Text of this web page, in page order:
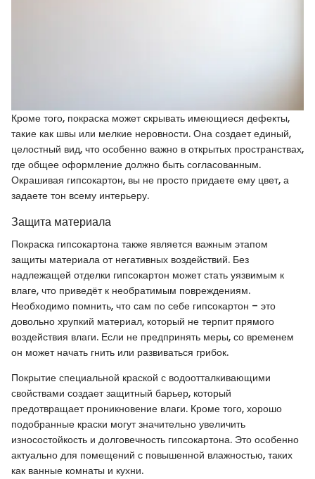
Кроме того, покраска может скрывать имеющиеся дефекты,
такие как швы или мелкие неровности. Она создает единый,
целостный вид, что особенно важно в открытых пространствах,
где общее оформление должно быть согласованным.
Окрашивая гипсокартон, вы не просто придаете ему цвет, а
задаете тон всему интерьеру.
Защита материала
Покраска гипсокартона также является важным этапом
защиты материала от негативных воздействий. Без
надлежащей отделки гипсокартон может стать уязвимым к
влаге, что приведёт к необратимым повреждениям.
Необходимо помнить, что сам по себе гипсокартон – это
довольно хрупкий материал, который не терпит прямого
воздействия влаги. Если не предпринять меры, со временем
он может начать гнить или развиваться грибок.
Покрытие специальной краской с водоотталкивающими
свойствами создает защитный барьер, который
предотвращает проникновение влаги. Кроме того, хорошо
подобранные краски могут значительно увеличить
износостойкость и долговечность гипсокартона. Это особенно
актуально для помещений с повышенной влажностью, таких
как ванные комнаты и кухни.